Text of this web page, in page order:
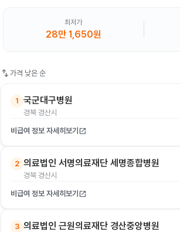
최저가
28만 1,650원
swap_vert 가격 낮은 순
1 국군대구병원
경북 경산시
비급여 정보 자세히보기 open_in_new
2 의료법인 서명의료재단 세명종합병원
경북 경산시
비급여 정보 자세히보기 open_in_new
3 의료법인 근원의료재단 경산중앙병원